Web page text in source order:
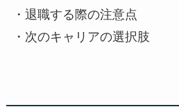
・退職する際の注意点
・次のキャリアの選択肢